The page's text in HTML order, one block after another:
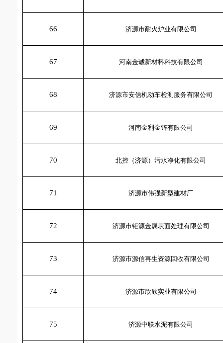
66 济源市耐火炉业有限公司
67 河南金诚新材料科技有限公司
68 济源市安信机动车检测服务有限公司
69 河南金利金锌有限公司
70 北控（济源）污水净化有限公司
71 济源市伟强新型建材厂
72 济源市钜源金属表面处理有限公司
73 济源市源信再生资源回收有限公司
74 济源市欣欣实业有限公司
75 济源中联水泥有限公司